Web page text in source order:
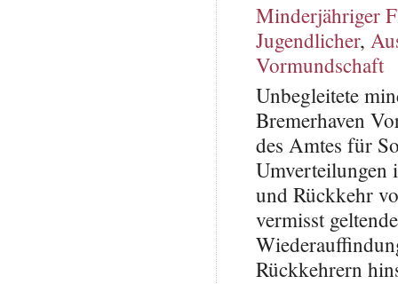
Minderjähriger
Jugendlicher,
Vormundschaft
Unbegleitete
Bremerhaven
des Amtes für
Umverteilungen
und Rückkehr
vermisst
Rückkehrern